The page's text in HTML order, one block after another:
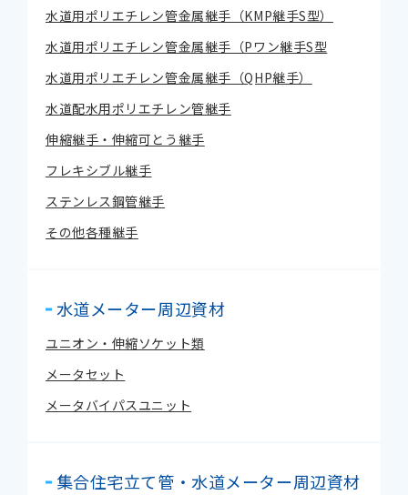
水道用ポリエチレン管金属継手（KMP継手S型）
水道用ポリエチレン管金属継手（Pワン継手S型
水道用ポリエチレン管金属継手（QHP継手）
水道配水用ポリエチレン管継手
伸縮継手・伸縮可とう継手
フレキシブル継手
ステンレス鋼管継手
その他各種継手
水道メーター周辺資材
ユニオン・伸縮ソケット類
メータセット
メータバイパスユニット
集合住宅立て管・水道メーター周辺資材